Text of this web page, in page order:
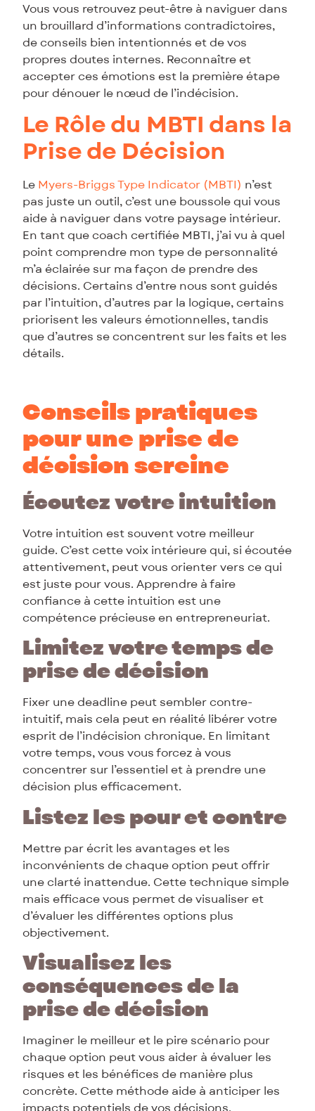
Vous vous retrouvez peut-être à naviguer dans
un brouillard d’informations contradictoires,
de conseils bien intentionnés et de vos
propres doutes internes. Reconnaître et
accepter ces émotions est la première étape
pour dénouer le nœud de l’indécision.
Le Rôle du MBTI dans la
Prise de Décision
Le Myers-Briggs Type Indicator (MBTI) n’est
pas juste un outil, c’est une boussole qui vous
aide à naviguer dans votre paysage intérieur.
En tant que coach certifiée MBTI, j’ai vu à quel
point comprendre mon type de personnalité
m’a éclairée sur ma façon de prendre des
décisions. Certains d’entre nous sont guidés
par l’intuition, d’autres par la logique, certains
priorisent les valeurs émotionnelles, tandis
que d’autres se concentrent sur les faits et les
détails.
Conseils pratiques
pour une prise de
décision sereine
Écoutez votre intuition
Votre intuition est souvent votre meilleur
guide. C’est cette voix intérieure qui, si écoutée
attentivement, peut vous orienter vers ce qui
est juste pour vous. Apprendre à faire
confiance à cette intuition est une
compétence précieuse en entrepreneuriat.
Limitez votre temps de
prise de décision
Fixer une deadline peut sembler contre-
intuitif, mais cela peut en réalité libérer votre
esprit de l’indécision chronique. En limitant
votre temps, vous vous forcez à vous
concentrer sur l’essentiel et à prendre une
décision plus efficacement.
Listez les pour et contre
Mettre par écrit les avantages et les
inconvénients de chaque option peut offrir
une clarté inattendue. Cette technique simple
mais efficace vous permet de visualiser et
d’évaluer les différentes options plus
objectivement.
Visualisez les
conséquences de la
prise de décision
Imaginer le meilleur et le pire scénario pour
chaque option peut vous aider à évaluer les
risques et les bénéfices de manière plus
concrète. Cette méthode aide à anticiper les
impacts potentiels de vos décisions.